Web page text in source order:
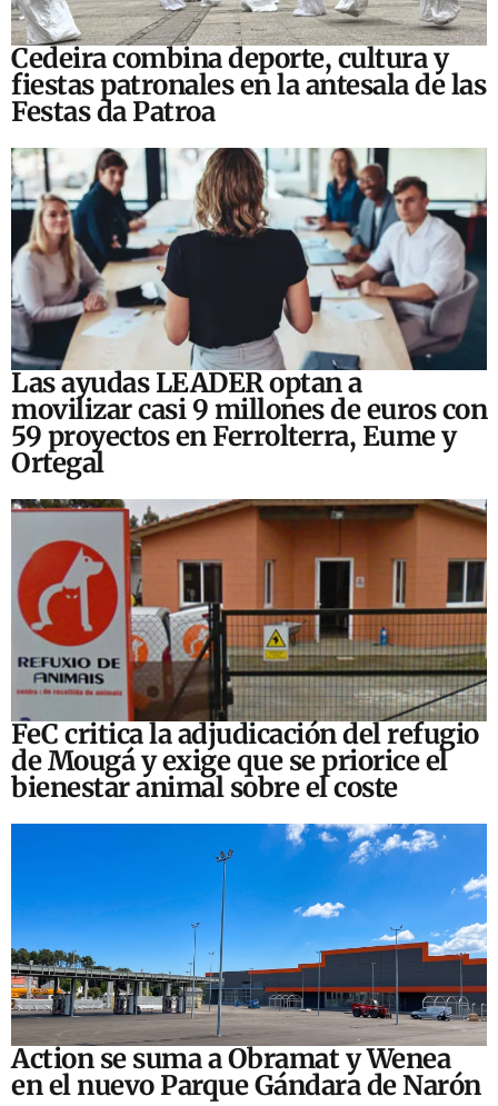
Cedeira combina deporte, cultura y
fiestas patronales en la antesala de las
Festas da Patroa
Las ayudas LEADER optan a
movilizar casi 9 millones de euros con
59 proyectos en Ferrolterra, Eume y
Ortegal
FeC critica la adjudicación del refugio
de Mougá y exige que se priorice el
bienestar animal sobre el coste
Action se suma a Obramat y Wenea
en el nuevo Parque Gándara de Narón